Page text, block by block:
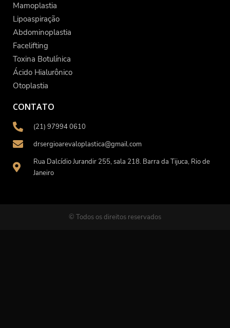
Mamoplastia
Lipoaspiração
Abdominoplastia
Facelifting
Toxina Botulínica
Ácido Hialurônico
Otoplastia
CONTATO
(21) 97994 0610
drsergioarevaloplastica@gmail.com
Rua Dalcídio Jurandir 255, sala 218. Barra da Tijuca, Rio de
Janeiro
© Todos os direitos reservados